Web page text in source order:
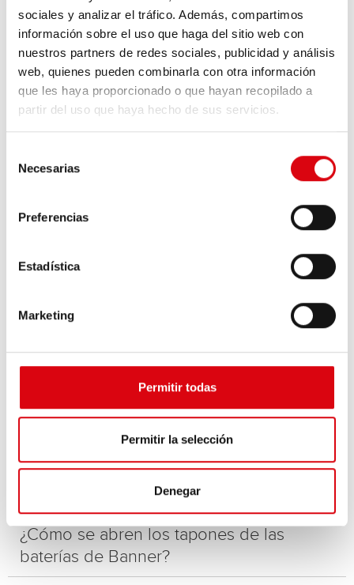
sociales y analizar el tráfico. Además, compartimos
información sobre el uso que haga del sitio web con
nuestros partners de redes sociales, publicidad y análisis
web, quienes pueden combinarla con otra información
que les haya proporcionado o que hayan recopilado a
partir del uso que haya hecho de sus servicios.
Necesarias
Preferencias
Estadística
Marketing
Permitir todas
Permitir la selección
Denegar
¿Hasta qué tensión se puede descargar
una batería Running Bull AGM?
¿Qué debo tener en cuenta al utilizar
cargadores externos (regulador solar,
cargador B2B...) en caso de utilizar una
dos baterías?
Datos de interés sobre los gases de
carga.
¿Cómo puedo incorporar una batería de
Banner precargada en seco?
¿Puedo conectar en paralelo o en serie
baterías con distintas denominaciones?
¿Cómo se abren los tapones de las
baterías de Banner?